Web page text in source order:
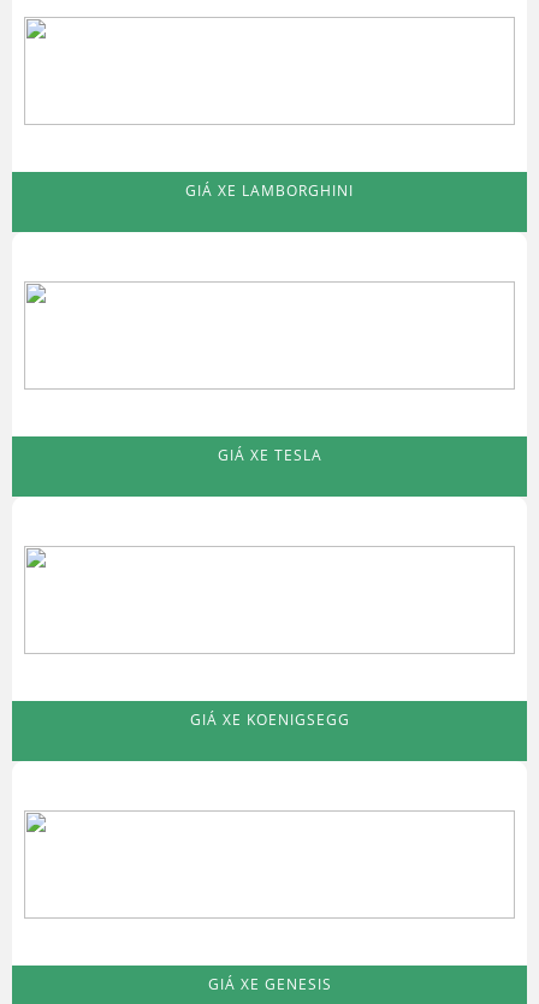
GIÁ XE LAMBORGHINI
GIÁ XE TESLA
GIÁ XE KOENIGSEGG
GIÁ XE GENESIS